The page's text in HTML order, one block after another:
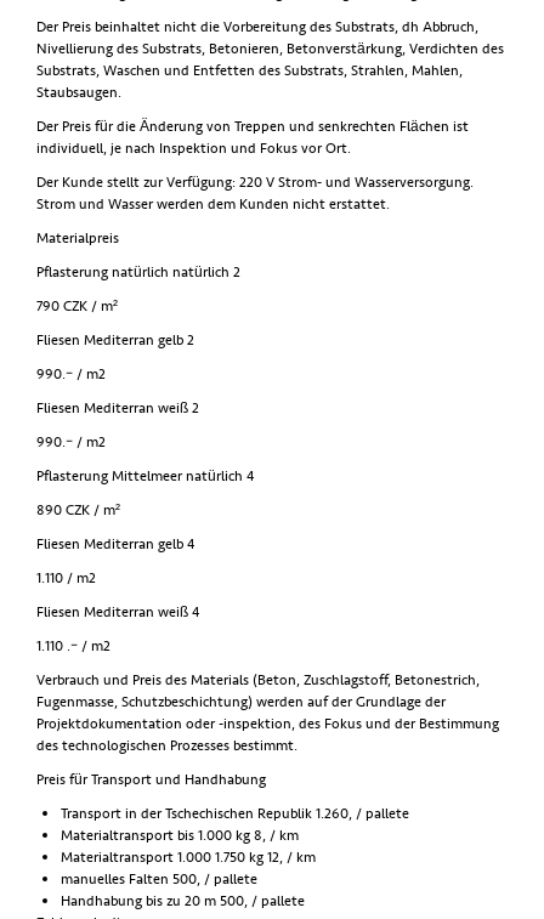
Der Preis beinhaltet nicht die Vorbereitung des Substrats, dh Abbruch,
Nivellierung des Substrats, Betonieren, Betonverstärkung, Verdichten des
Substrats, Waschen und Entfetten des Substrats, Strahlen, Mahlen,
Staubsaugen.
Der Preis für die Änderung von Treppen und senkrechten Flächen ist
individuell, je nach Inspektion und Fokus vor Ort.
Der Kunde stellt zur Verfügung: 220 V Strom- und Wasserversorgung.
Strom und Wasser werden dem Kunden nicht erstattet.
Materialpreis
Pflasterung natürlich natürlich 2
790 CZK / m²
Fliesen Mediterran gelb 2
990.– / m2
Fliesen Mediterran weiß 2
990.– / m2
Pflasterung Mittelmeer natürlich 4
890 CZK / m²
Fliesen Mediterran gelb 4
1.110 / m2
Fliesen Mediterran weiß 4
1.110 .– / m2
Verbrauch und Preis des Materials (Beton, Zuschlagstoff, Betonestrich,
Fugenmasse, Schutzbeschichtung) werden auf der Grundlage der
Projektdokumentation oder -inspektion, des Fokus und der Bestimmung
des technologischen Prozesses bestimmt.
Preis für Transport und Handhabung
Transport in der Tschechischen Republik 1.260, / pallete
Materialtransport bis 1.000 kg 8, / km
Materialtransport 1.000 1.750 kg 12, / km
manuelles Falten 500, / pallete
Handhabung bis zu 20 m 500, / pallete